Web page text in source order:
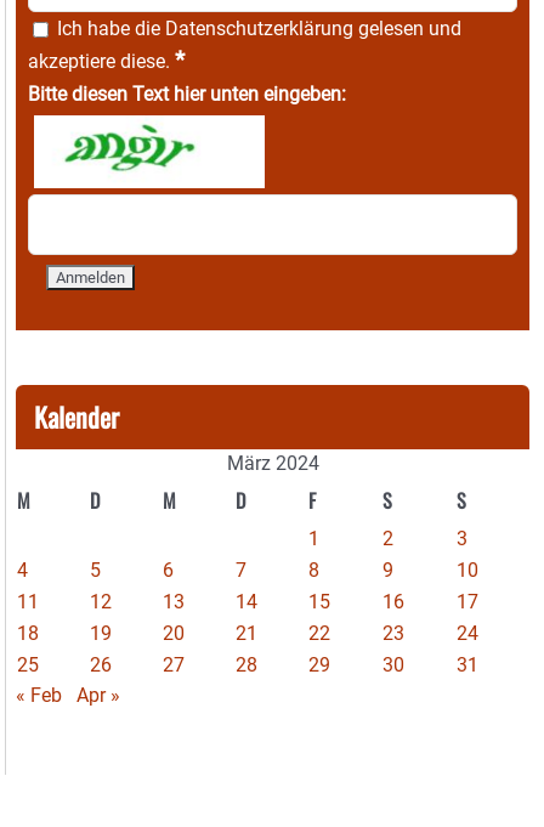
Ich habe die Datenschutzerklärung gelesen und
akzeptiere diese. *
Bitte diesen Text hier unten eingeben:
Kalender
März 2024
M D M D F S S
1 2
3
4
5 6 7 8 9
10
11
12 13 14 15 16
17
18
19 20 21 22 23
24
25
26 27 28 29 30
31
« Feb
Apr »